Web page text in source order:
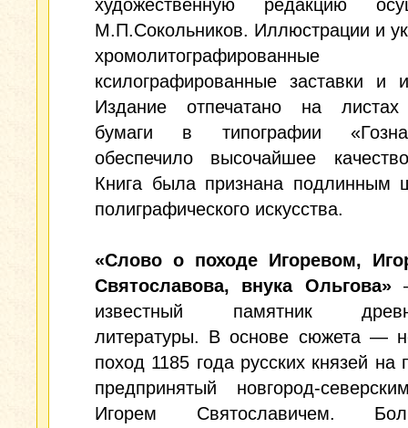
художественную редакцию
М.П.Сокольников. Иллюстрации и
ксилографированные заставки и
Издание отпечатано на листах
бумаги в типографии
обеспечило высочайшее
Книга была признана подлинным
полиграфического искусства.
«Слово о походе Игоревом,
Святославова, внука Ольгова»
известный памятник
литературы. В основе сюжета —
поход 1185 года русских князей на
предпринятый новгород-
Игорем Святославичем.